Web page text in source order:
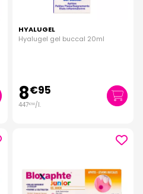
HYALUGEL
Hyalugel gel buccal 20ml
8€95
447€50/l.